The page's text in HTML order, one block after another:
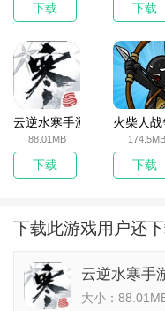
下载 下载
云逆水寒手游
88.01MB
下载
火柴人
174.5MB
下载
下载此游戏用户还
云逆水寒手
大小：